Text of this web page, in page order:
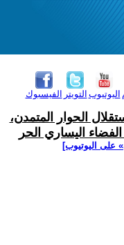
الفيسبوك التويتر اليوتيوب
الحوار المتمدن،
اليساري الحر
على اليوتيوب]